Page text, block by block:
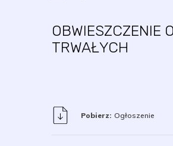
OBWIESZCZENIE
TRWAŁYCH
Pobierz: Ogłoszenie